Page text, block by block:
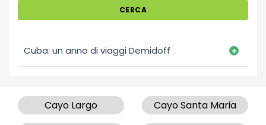
CERCA
Cuba: un anno di viaggi Demidoff
Cayo Largo
Cayo Santa Maria